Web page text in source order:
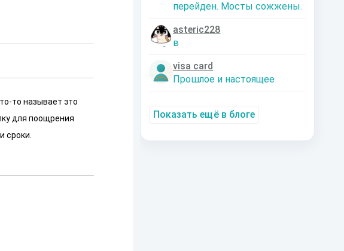
перейден. Мосты сожжены.
asteric228
в
visa card
Прошлое и настоящее
Показать ещё в блоге
то называет это
для поощрения
сроки.